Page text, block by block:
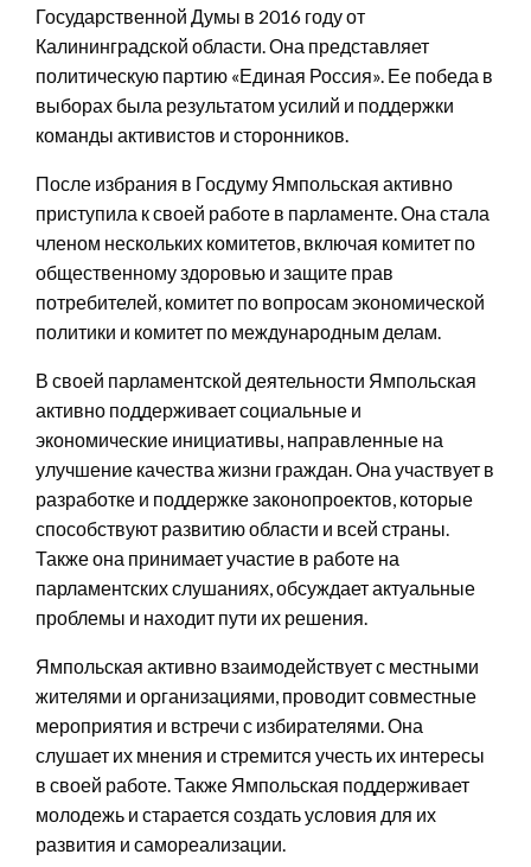
Государственной Думы в 2016 году от
Калининградской области. Она представляет
политическую партию «Единая Россия». Ее победа в
выборах была результатом усилий и поддержки
команды активистов и сторонников.
После избрания в Госдуму Ямпольская активно
приступила к своей работе в парламенте. Она стала
членом нескольких комитетов, включая комитет по
общественному здоровью и защите прав
потребителей, комитет по вопросам экономической
политики и комитет по международным делам.
В своей парламентской деятельности Ямпольская
активно поддерживает социальные и
экономические инициативы, направленные на
улучшение качества жизни граждан. Она участвует в
разработке и поддержке законопроектов, которые
способствуют развитию области и всей страны.
Также она принимает участие в работе на
парламентских слушаниях, обсуждает актуальные
проблемы и находит пути их решения.
Ямпольская активно взаимодействует с местными
жителями и организациями, проводит совместные
мероприятия и встречи с избирателями. Она
слушает их мнения и стремится учесть их интересы
в своей работе. Также Ямпольская поддерживает
молодежь и старается создать условия для их
развития и самореализации.